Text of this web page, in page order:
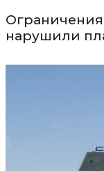
нарушили